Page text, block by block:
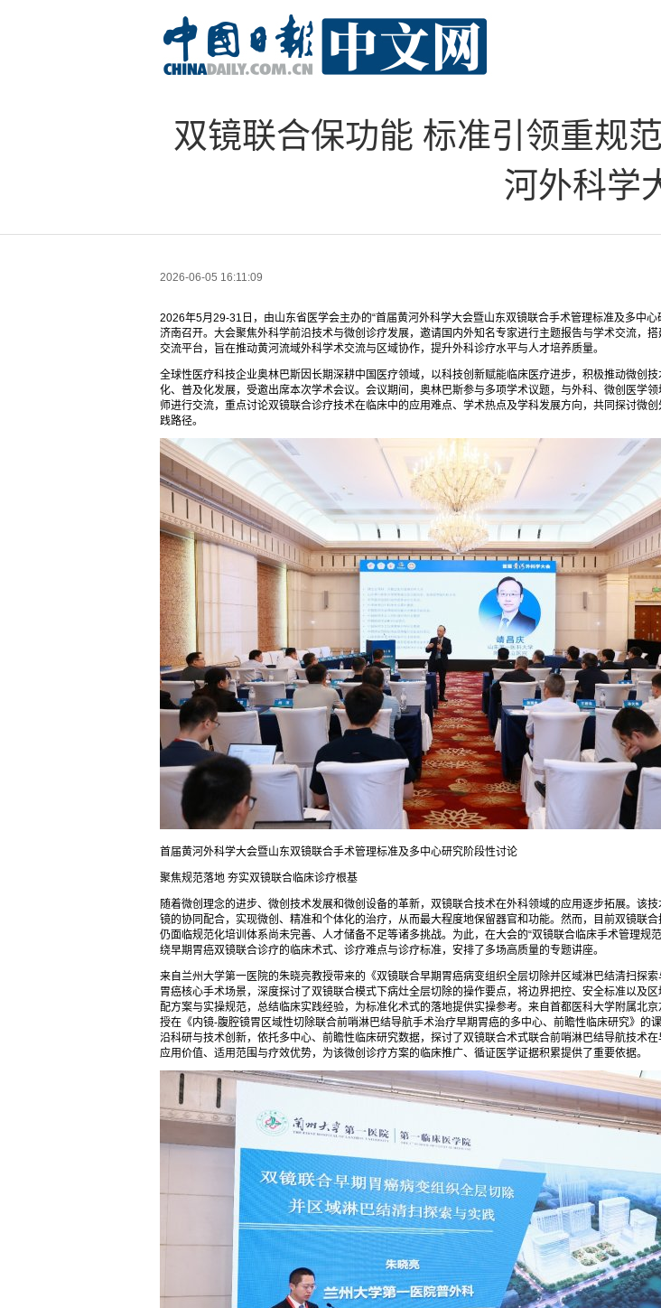
双镜联合保功能 标准引领重
河外科学
2026-06-05 16:11:09
2026年5月29-31日，由山东省医学会主办的“首届黄河外科学大会暨山东双镜联合手术管理标准及多中心
济南召开。大会聚焦外科学前沿技术与微创诊疗发展，邀请国内外知名专家进行主题报告与学术交流，
交流平台，旨在推动黄河流域外科学术交流与区域协作，提升外科诊疗水平与人才培养质量。
全球性医疗科技企业奥林巴斯因长期深耕中国医疗领域，以科技创新赋能临床医疗进步，积极推动微创
化、普及化发展，受邀出席本次学术会议。会议期间，奥林巴斯参与多项学术议题，与外科、微创医学
师进行交流，重点讨论双镜联合诊疗技术在临床中的应用难点、学术热点及学科发展方向，共同探讨微
践路径。
首届黄河外科学大会暨山东双镜联合手术管理标准及多中心研究阶段性讨论
聚焦规范落地 夯实双镜联合临床诊疗根基
随着微创理念的进步、微创技术发展和微创设备的革新，双镜联合技术在外科领域的应用逐步拓展。该
镜的协同配合，实现微创、精准和个体化的治疗，从而最大程度地保留器官和功能。然而，目前双镜联
仍面临规范化培训体系尚未完善、人才储备不足等诸多挑战。为此，在大会的“双镜联合临床手术管理规
绕早期胃癌双镜联合诊疗的临床术式、诊疗难点与诊疗标准，安排了多场高质量的专题讲座。
来自兰州大学第一医院的朱晓亮教授带来的《双镜联合早期胃癌病变组织全层切除并区域淋巴结清扫探
胃癌核心手术场景，深度探讨了双镜联合模式下病灶全层切除的操作要点，将边界把控、安全标准以及
配方案与实操规范，总结临床实践经验，为标准化术式的落地提供实操参考。来自首都医科大学附属北
授在《内镜-腹腔镜胃区域性切除联合前哨淋巴结导航手术治疗早期胃癌的多中心、前瞻性临床研究》的
沿科研与技术创新，依托多中心、前瞻性临床研究数据，探讨了双镜联合术式联合前哨淋巴结导航技术
应用价值、适用范围与疗效优势，为该微创诊疗方案的临床推广、循证医学证据积累提供了重要依据。